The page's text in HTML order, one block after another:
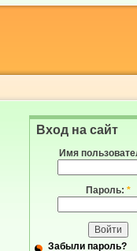
Вход на сайт
Имя
Пароль: *
Забыли пароль?